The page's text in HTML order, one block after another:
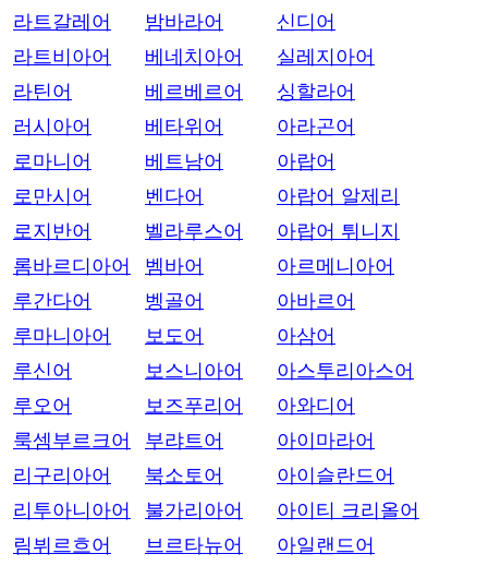
라트갈레어
라트비아어
라틴어
러시아어
로마니어
로만시어
로지반어
롬바르디아어
루간다어
루마니아어
루신어
루오어
룩셈부르크어
리구리아어
리투아니아어
림뷔르흐어
밤바라어
베네치아어
베르베르어
베타위어
베트남어
벤다어
벨라루스어
벰바어
벵골어
보도어
보스니아어
보즈푸리어
부랴트어
북소토어
불가리아어
브르타뉴어
신디어
실레지아어
싱할라어
아라곤어
아랍어
아랍어 알제리
아랍어 튀니지
아르메니아어
아바르어
아삼어
아스투리아스어
아와디어
아이마라어
아이슬란드어
아이티 크리올어
아일랜드어